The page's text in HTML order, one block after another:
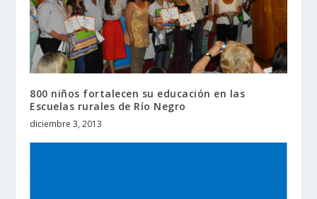
800 niños fortalecen su educación en las
Escuelas rurales de Río Negro
diciembre 3, 2013